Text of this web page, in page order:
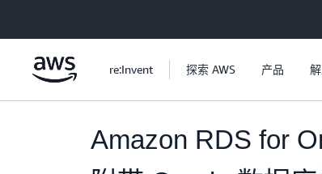
re:Invent 探索 AWS 产品
Amazon RDS for